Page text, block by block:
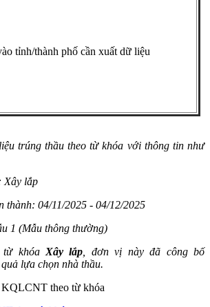
tỉnh/thành phố cần xuất dữ liệu
trúng thầu theo từ khóa với thông tin như
Xây lắp
thành: 04/11/2025 - 04/12/2025
1 (Mẫu thông thường)
khóa Xây lắp , đơn vị này đã công bố
lựa chọn nhà thầu.